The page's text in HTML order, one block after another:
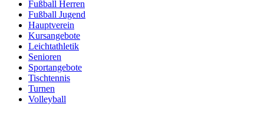
Fußball Herren
Fußball Jugend
Hauptverein
Kursangebote
Leichtathletik
Senioren
Sportangebote
Tischtennis
Turnen
Volleyball